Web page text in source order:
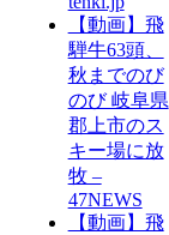
【動画】飛
騨牛63頭、
秋までのび
のび 岐阜県
郡上市のス
キー場に放
牧 –
47NEWS
【動画】飛